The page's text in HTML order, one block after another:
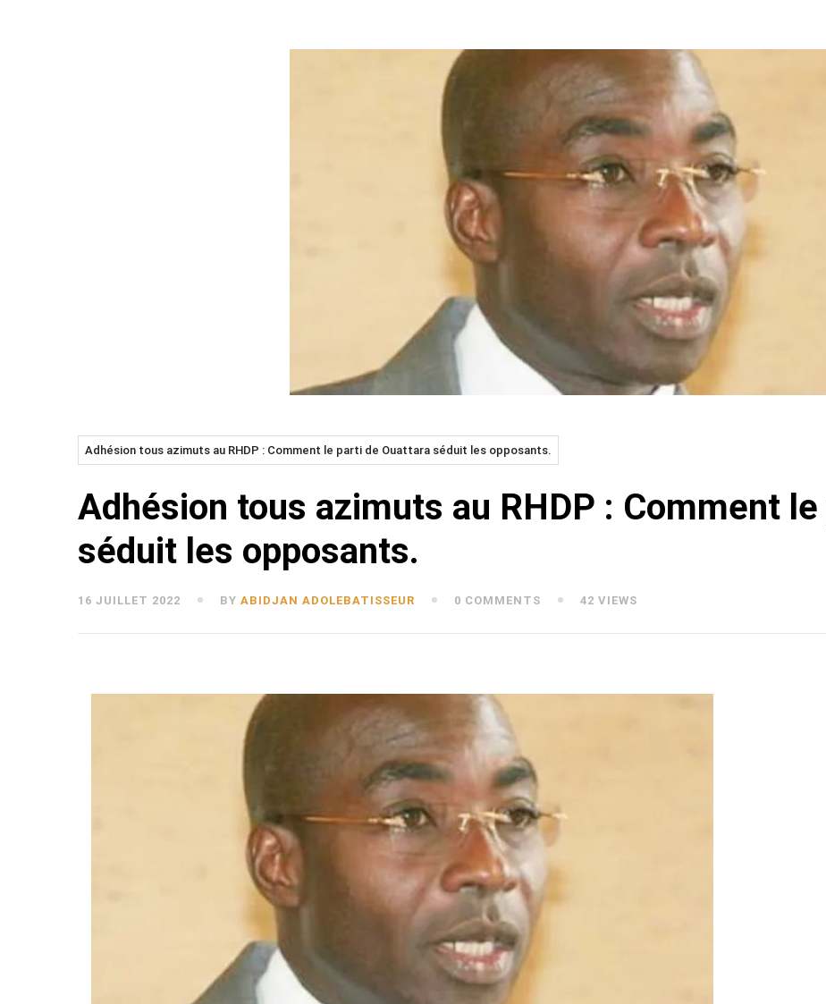
Adhésion tous azimuts au RHDP : Comment le parti de Ouattara séduit les opposants.
Adhésion tous azimuts au RHDP : Comment
séduit les opposants.
16 JUILLET 2022 BY ABIDJAN ADOLEBATISSEUR 0 COMMENTS 42 VIEWS